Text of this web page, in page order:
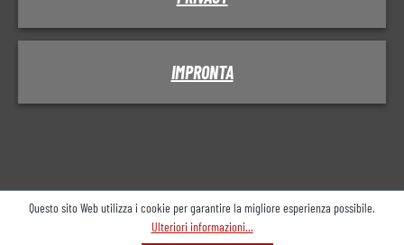
IMPRONTA
Questo sito Web utilizza i cookie per garantire la migliore esperienza possibile.
Ulteriori informazioni...